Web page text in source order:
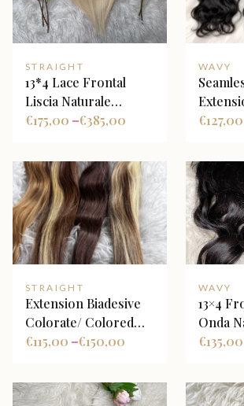
STRAIGHT
13*4 Lace Frontal
Liscia Naturale
Biondo Platino
175,00
€ – 385,00
€
WAVY
Wave
127,00
€
STRAIGHT
Extension Biadesive
Colorate/ Colored
Tape Hair Extensions
115,00
€ – 150,00
€
WAVY
13×4
Onda
135,00
€